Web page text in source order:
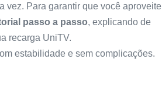
Para garantir que você aproveite
passo a passo, explicando de
recarga UniTV.
estabilidade e sem complicações.